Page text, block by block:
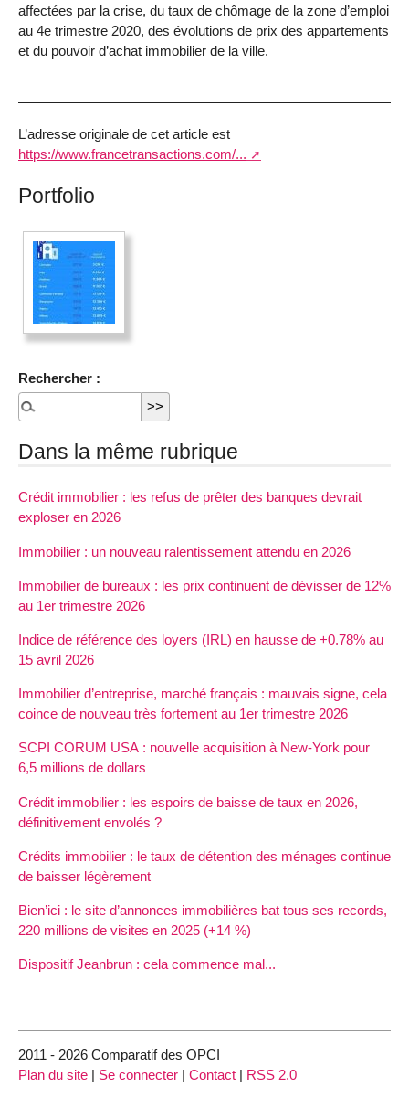
affectées par la crise, du taux de chômage de la zone d’emploi
au 4e trimestre 2020, des évolutions de prix des appartements
et du pouvoir d’achat immobilier de la ville.
L’adresse originale de cet article est
https://www.francetransactions.com/...
Portfolio
Rechercher :
Dans la même rubrique
Crédit immobilier : les refus de prêter des banques devrait
exploser en 2026
Immobilier : un nouveau ralentissement attendu en 2026
Immobilier de bureaux : les prix continuent de dévisser de 12%
au 1er trimestre 2026
Indice de référence des loyers (IRL) en hausse de +0.78% au
15 avril 2026
Immobilier d’entreprise, marché français : mauvais signe, cela
coince de nouveau très fortement au 1er trimestre 2026
SCPI CORUM USA : nouvelle acquisition à New-York pour
6,5 millions de dollars
Crédit immobilier : les espoirs de baisse de taux en 2026,
définitivement envolés ?
Crédits immobilier : le taux de détention des ménages continue
de baisser légèrement
Bien’ici : le site d’annonces immobilières bat tous ses records,
220 millions de visites en 2025 (+14 %)
Dispositif Jeanbrun : cela commence mal...
2011 - 2026 Comparatif des OPCI
Plan du site | Se connecter | Contact | RSS 2.0